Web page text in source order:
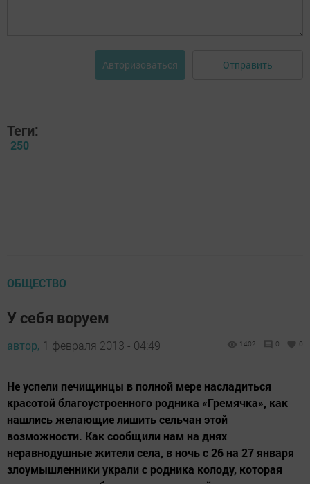
Авторизоваться Отправить
Теги:
250
ОБЩЕСТВО
У себя воруем
автор, 1 февраля 2013 - 04:49 1402 0 0
Не успели печищинцы в полной мере насладиться
красотой благоустроенного родника «Гремячка», как
нашлись желающие лишить сельчан этой
возможности. Как сообщили нам на днях
неравнодушные жители села, в ночь с 26 на 27 января
злоумышленники украли с родника колоду, которая